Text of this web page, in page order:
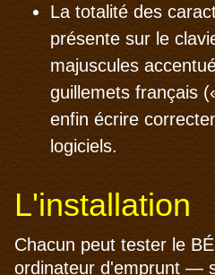
La totalité des
présente sur le
majuscules
guillemets français
enfin écrire
logiciels.
L'installation
Chacun peut tester le
ordinateur d'emprunt —